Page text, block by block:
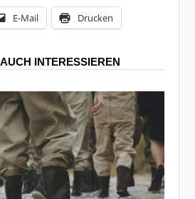
E-Mail Drucken
INTERESSIEREN